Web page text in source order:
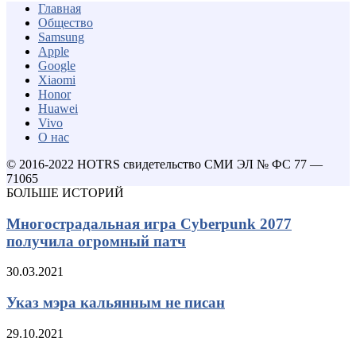
Главная
Общество
Samsung
Apple
Google
Xiaomi
Honor
Huawei
Vivo
О нас
© 2016-2022 HOTRS свидетельство СМИ ЭЛ № ФС 77 —
71065
БОЛЬШЕ ИСТОРИЙ
Многострадальная игра Cyberpunk 2077
получила огромный патч
30.03.2021
Указ мэра кальянным не писан
29.10.2021